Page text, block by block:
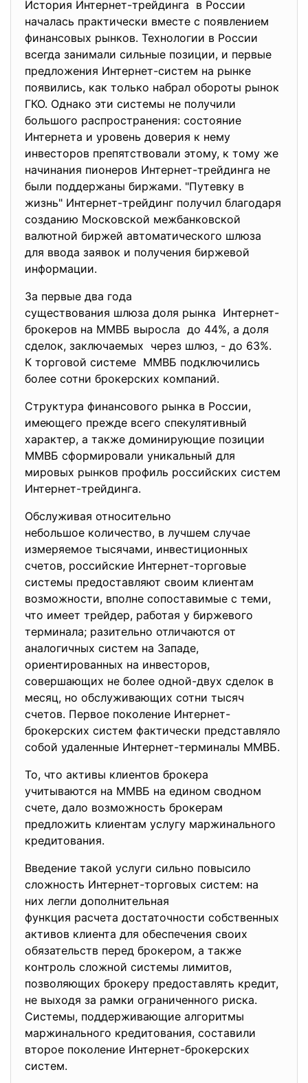
История Интернет-трейдинга в России
началась практически вместе с появлением
финансовых рынков. Технологии в России
всегда занимали сильные позиции, и первые
предложения Интернет-систем на рынке
появились, как только набрал обороты рынок
ГКО. Однако эти системы не получили
большого распространения: состояние
Интернета и уровень доверия к нему
инвесторов препятствовали этому, к тому же
начинания пионеров Интернет-трейдинга не
были поддержаны биржами. "Путевку в
жизнь" Интернет-трейдинг получил благодаря
созданию Московской межбанковской
валютной биржей автоматического шлюза
для ввода заявок и получения биржевой
информации.
За первые два года
существования шлюза доля рынка Интернет-
брокеров на ММВБ выросла до 44%, а доля
сделок, заключаемых через шлюз, - до 63%.
К торговой системе ММВБ подключились
более сотни брокерских компаний.
Структура финансового рынка в России,
имеющего прежде всего спекулятивный
характер, а также доминирующие позиции
ММВБ сформировали уникальный для
мировых рынков профиль российских систем
Интернет-трейдинга.
Обслуживая относительно
небольшое количество, в лучшем случае
измеряемое тысячами, инвестиционных
счетов, российские Интернет-торговые
системы предоставляют своим клиентам
возможности, вполне сопоставимые с теми,
что имеет трейдер, работая у биржевого
терминала; разительно отличаются от
аналогичных систем на Западе,
ориентированных на инвесторов,
совершающих не более одной-двух сделок в
месяц, но обслуживающих сотни тысяч
счетов. Первое поколение Интернет-
брокерских систем фактически представляло
собой удаленные Интернет-терминалы ММВБ.
То, что активы клиентов брокера
учитываются на ММВБ на едином сводном
счете, дало возможность брокерам
предложить клиентам услугу маржинального
кредитования.
Введение такой услуги сильно повысило
сложность Интернет-торговых систем: на
них легли дополнительная
функция расчета достаточности собственных
активов клиента для обеспечения своих
обязательств перед брокером, а также
контроль сложной системы лимитов,
позволяющих брокеру предоставлять кредит,
не выходя за рамки ограниченного риска.
Системы, поддерживающие алгоритмы
маржинального кредитования, составили
второе поколение Интернет-брокерских
систем.